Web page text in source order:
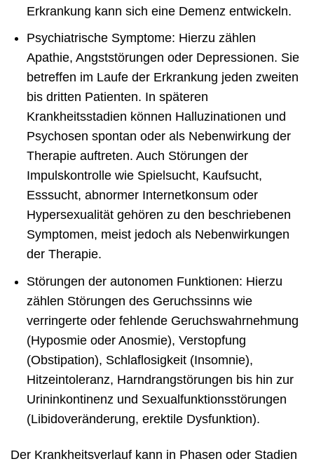
Erkrankung kann sich eine Demenz entwickeln.
Psychiatrische Symptome: Hierzu zählen
Apathie, Angststörungen oder Depressionen. Sie
betreffen im Laufe der Erkrankung jeden zweiten
bis dritten Patienten. In späteren
Krankheitsstadien können Halluzinationen und
Psychosen spontan oder als Nebenwirkung der
Therapie auftreten. Auch Störungen der
Impulskontrolle wie Spielsucht, Kaufsucht,
Esssucht, abnormer Internetkonsum oder
Hypersexualität gehören zu den beschriebenen
Symptomen, meist jedoch als Nebenwirkungen
der Therapie.
Störungen der autonomen Funktionen: Hierzu
zählen Störungen des Geruchssinns wie
verringerte oder fehlende Geruchswahrnehmung
(Hyposmie oder Anosmie), Verstopfung
(Obstipation), Schlaflosigkeit (Insomnie),
Hitzeintoleranz, Harndrangstörungen bis hin zur
Urininkontinenz und Sexualfunktionsstörungen
(Libidoveränderung, erektile Dysfunktion).
Der Krankheitsverlauf kann in Phasen oder Stadien